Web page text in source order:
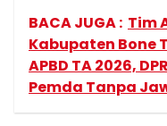
BACA JUGA : Tim
Kabupaten Bone
APBD TA 2026,
Pemda Tanpa